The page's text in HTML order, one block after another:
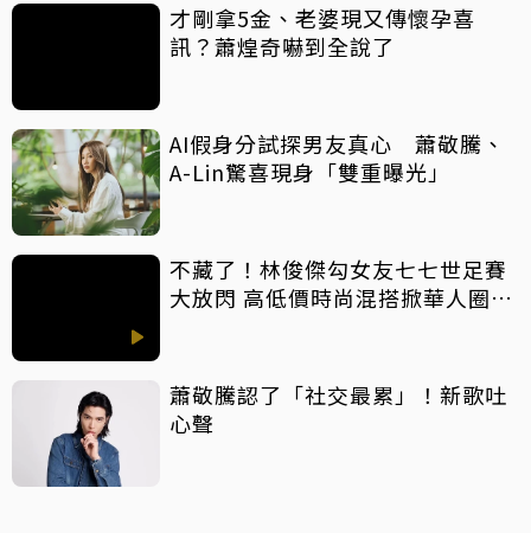
才剛拿5金、老婆現又傳懷孕喜
訊？蕭煌奇嚇到全說了
AI假身分試探男友真心 蕭敬騰、
A-Lin驚喜現身「雙重曝光」
不藏了！林俊傑勾女友七七世足賽
大放閃 高低價時尚混搭掀華人圈暴
蕭敬騰認了「社交最累」！新歌吐
心聲